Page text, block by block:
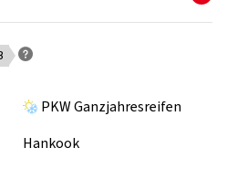
PKW Ganzjahresreifen
Hankook